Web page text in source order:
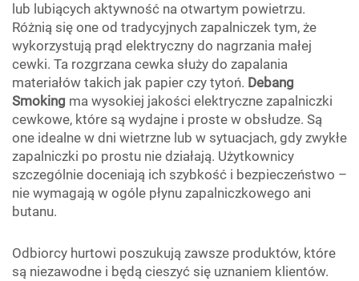
lub lubiących aktywność na otwartym powietrzu.
Różnią się one od tradycyjnych zapalniczek tym, że
wykorzystują prąd elektryczny do nagrzania małej
cewki. Ta rozgrzana cewka służy do zapalania
materiałów takich jak papier czy tytoń. Debang
Smoking ma wysokiej jakości elektryczne zapalniczki
cewkowe, które są wydajne i proste w obsłudze. Są
one idealne w dni wietrzne lub w sytuacjach, gdy zwykłe
zapalniczki po prostu nie działają. Użytkownicy
szczególnie doceniają ich szybkość i bezpieczeństwo –
nie wymagają w ogóle płynu zapalniczkowego ani
butanu.
Odbiorcy hurtowi poszukują zawsze produktów, które
są niezawodne i będą cieszyć się uznaniem klientów.